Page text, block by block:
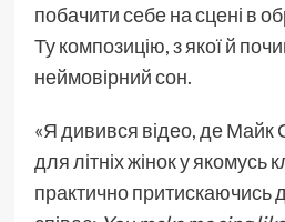
побачити себе на сцені в
Ту композицію, з якої й
неймовірний сон.
«Я дивився відео, де Майк
для літніх жінок у якомусь
практично притискаючись